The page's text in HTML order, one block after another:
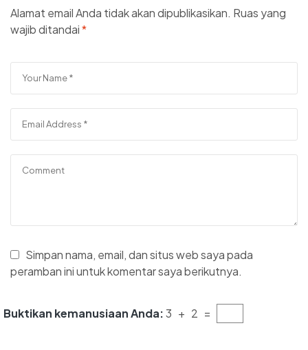
Alamat email Anda tidak akan dipublikasikan. Ruas yang
wajib ditandai*
Simpan nama, email, dan situs web saya pada
peramban ini untuk komentar saya berikutnya.
Buktikan kemanusiaan Anda:3 + 2 =